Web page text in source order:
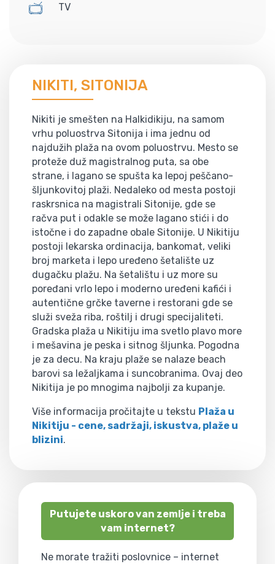
TV
NIKITI, SITONIJA
Nikiti je smešten na Halkidikiju, na samom
vrhu poluostrva Sitonija i ima jednu od
najdužih plaža na ovom poluostrvu. Mesto se
proteže duž magistralnog puta, sa obe
strane, i lagano se spušta ka lepoj peščano-
šljunkovitoj plaži. Nedaleko od mesta postoji
raskrsnica na magistrali Sitonije, gde se
račva put i odakle se može lagano stići i do
istočne i do zapadne obale Sitonije. U Nikitiju
postoji lekarska ordinacija, bankomat, veliki
broj marketa i lepo uređeno šetalište uz
dugačku plažu. Na šetalištu i uz more su
poređani vrlo lepo i moderno uređeni kafići i
autentične grčke taverne i restorani gde se
služi sveža riba, roštilj i drugi specijaliteti.
Gradska plaža u Nikitiju ima svetlo plavo more
i mešavina je peska i sitnog šljunka. Pogodna
je za decu. Na kraju plaže se nalaze beach
barovi sa ležaljkama i suncobranima. Ovaj deo
Nikitija je po mnogima najbolji za kupanje.
Više informacija pročitajte u tekstu Plaža u
Nikitiju - cene, sadržaji, iskustva, plaže u
blizini.
Putujete uskoro van zemlje i treba
vam internet?
Ne morate tražiti poslovnice – internet